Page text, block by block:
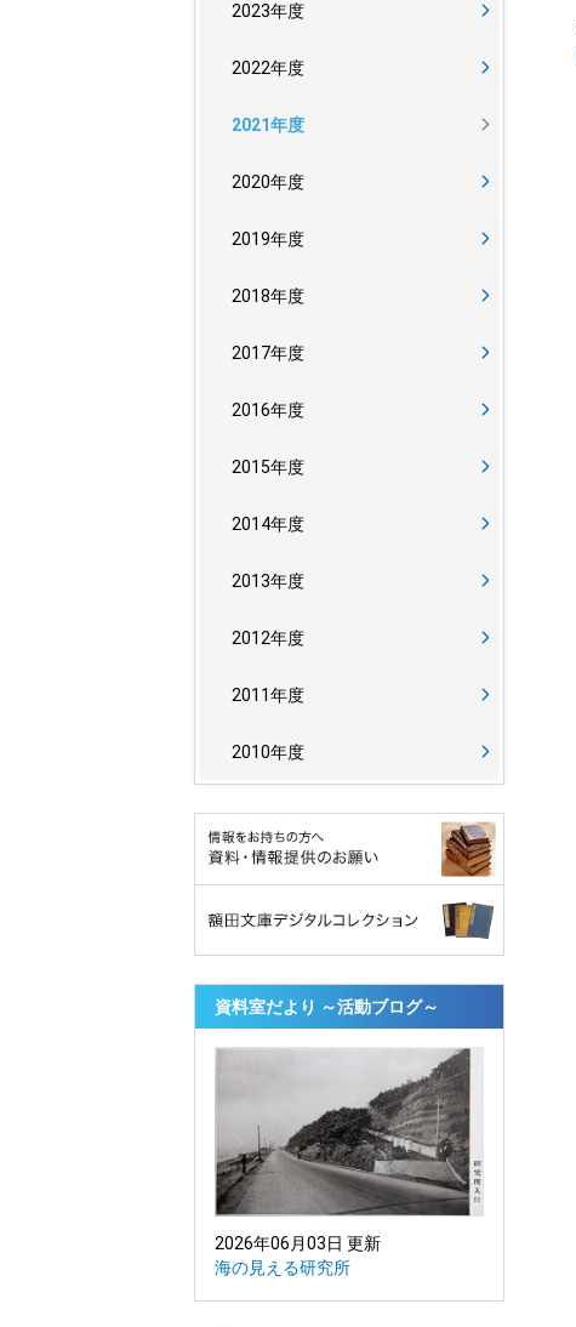
2023年度
2022年度
2021年度
2020年度
2019年度
2018年度
2017年度
2016年度
2015年度
2014年度
2013年度
2012年度
2011年度
2010年度
資料室だより ～活動ブログ～
2026年06月03日 更新
海の見える研究所